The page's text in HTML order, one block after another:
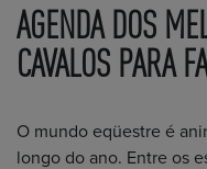
AGENDA DOS
CAVALOS PARA
O mundo eqüestre é
longo do ano. Entre os